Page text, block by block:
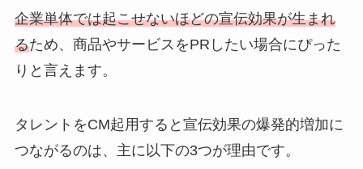
企業単体では起こせないほどの宣伝効果が生まれ
るため、商品やサービスをPRしたい場合にぴった
りと言えます。
タレントをCM起用すると宣伝効果の爆発的増加に
つながるのは、主に以下の3つが理由です。